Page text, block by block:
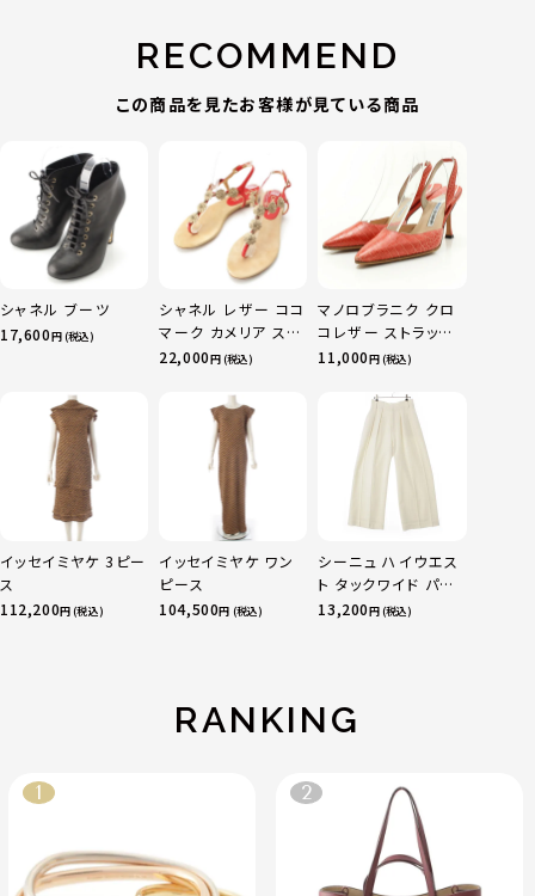
RECOMMEND
この商品を見たお客様が見ている商品
シャネル ブーツ
17,600円 (税込)
シャネル レザー ココ
マーク カメリア スエ
ード サンダル ベージ
22,000円 (税込)
マノロブラニク クロ
コレザー ストラップ
ヒール パンプス サン
11,000円 (税込)
イッセイミヤケ 3ピー
ス
112,200円 (税込)
イッセイミヤケ ワン
ピース
104,500円 (税込)
シーニュ ハイウエス
ト タックワイド パン
ツ ボトムス オフホワ
13,200円 (税込)
RANKING